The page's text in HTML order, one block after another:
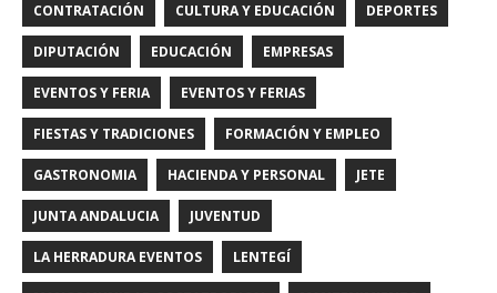
CONTRATACIÓN CULTURA Y EDUCACIÓN DEPORTES
DIPUTACIÓN EDUCACIÓN EMPRESAS
EVENTOS Y FERIA EVENTOS Y FERIAS
FIESTAS Y TRADICIONES FORMACIÓN Y EMPLEO
GASTRONOMIA HACIENDA Y PERSONAL JETE
JUNTA ANDALUCIA JUVENTUD
LA HERRADURA EVENTOS LENTEGÍ